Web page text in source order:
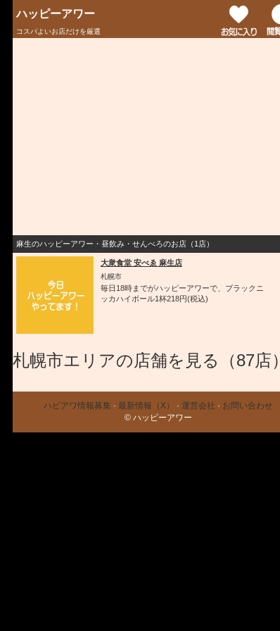
ハッピーアワー
コスパよいお店だけを厳選
麻生のハッピーアワー・昼飲み・せんべろのお店（1店）
大衆食堂 安べゑ 麻生店
札幌市
毎日18時までがハッピーアワーで、ブラックニ
ッカハイボール1杯218円(税込)
札幌市エリアの店舗を見る（87店）
ハピアワ情報募集 · 最新情報（X） · 運営会社 · お問い合わせ
© ハッピーアワー